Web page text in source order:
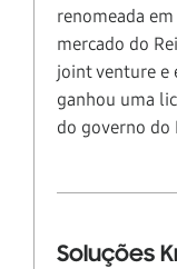
renomeada
mercado do
joint venture e
ganhou uma
do governo do
Soluções